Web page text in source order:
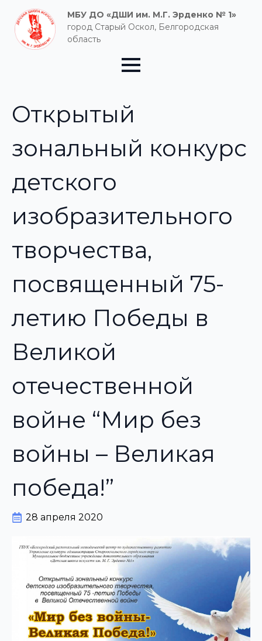
МБУ ДО «ДШИ им. М.Г. Эрденко № 1»
город Старый Оскол, Белгородская
область
Открытый
зональный конкурс
детского
изобразительного
творчества,
посвященный 75-
летию Победы в
Великой
отечественной
войне “Мир без
войны – Великая
победа!”
28 апреля 2020